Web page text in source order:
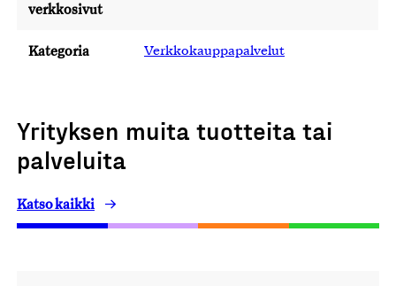
verkkosivut
Kategoria Verkkokauppapalvelut
Yrityksen muita tuotteita tai
palveluita
Katso kaikki